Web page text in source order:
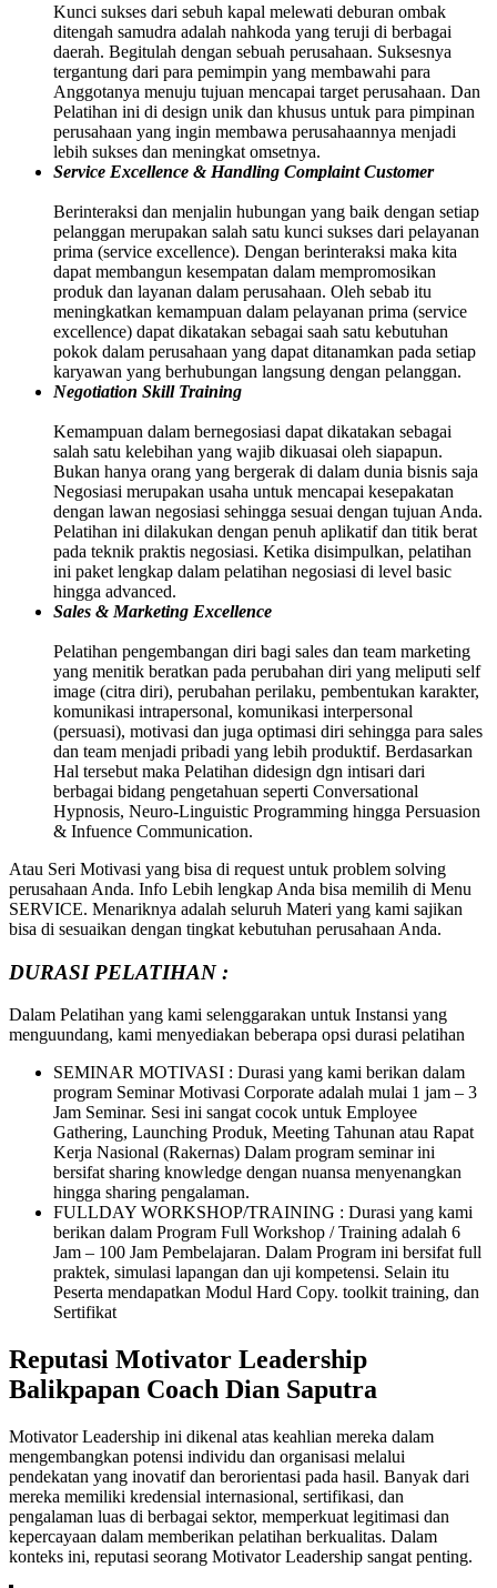
Kunci sukses dari sebuh kapal melewati deburan ombak
ditengah samudra adalah nahkoda yang teruji di berbagai
daerah. Begitulah dengan sebuah perusahaan. Suksesnya
tergantung dari para pemimpin yang membawahi para
Anggotanya menuju tujuan mencapai target perusahaan. Dan
Pelatihan ini di design unik dan khusus untuk para pimpinan
perusahaan yang ingin membawa perusahaannya menjadi
lebih sukses dan meningkat omsetnya.
Service Excellence & Handling Complaint Customer
Berinteraksi dan menjalin hubungan yang baik dengan setiap
pelanggan merupakan salah satu kunci sukses dari pelayanan
prima (service excellence). Dengan berinteraksi maka kita
dapat membangun kesempatan dalam mempromosikan
produk dan layanan dalam perusahaan. Oleh sebab itu
meningkatkan kemampuan dalam pelayanan prima (service
excellence) dapat dikatakan sebagai saah satu kebutuhan
pokok dalam perusahaan yang dapat ditanamkan pada setiap
karyawan yang berhubungan langsung dengan pelanggan.
Negotiation Skill Training
Kemampuan dalam bernegosiasi dapat dikatakan sebagai
salah satu kelebihan yang wajib dikuasai oleh siapapun.
Bukan hanya orang yang bergerak di dalam dunia bisnis saja
Negosiasi merupakan usaha untuk mencapai kesepakatan
dengan lawan negosiasi sehingga sesuai dengan tujuan Anda.
Pelatihan ini dilakukan dengan penuh aplikatif dan titik berat
pada teknik praktis negosiasi. Ketika disimpulkan, pelatihan
ini paket lengkap dalam pelatihan negosiasi di level basic
hingga advanced.
Sales & Marketing Excellence
Pelatihan pengembangan diri bagi sales dan team marketing
yang menitik beratkan pada perubahan diri yang meliputi self
image (citra diri), perubahan perilaku, pembentukan karakter,
komunikasi intrapersonal, komunikasi interpersonal
(persuasi), motivasi dan juga optimasi diri sehingga para sales
dan team menjadi pribadi yang lebih produktif. Berdasarkan
Hal tersebut maka Pelatihan didesign dgn intisari dari
berbagai bidang pengetahuan seperti Conversational
Hypnosis, Neuro-Linguistic Programming hingga Persuasion
& Infuence Communication.
Atau Seri Motivasi yang bisa di request untuk problem solving
perusahaan Anda. Info Lebih lengkap Anda bisa memilih di Menu
SERVICE. Menariknya adalah seluruh Materi yang kami sajikan
bisa di sesuaikan dengan tingkat kebutuhan perusahaan Anda.
DURASI PELATIHAN :
Dalam Pelatihan yang kami selenggarakan untuk Instansi yang
menguundang, kami menyediakan beberapa opsi durasi pelatihan
SEMINAR MOTIVASI : Durasi yang kami berikan dalam
program Seminar Motivasi Corporate adalah mulai 1 jam – 3
Jam Seminar. Sesi ini sangat cocok untuk Employee
Gathering, Launching Produk, Meeting Tahunan atau Rapat
Kerja Nasional (Rakernas) Dalam program seminar ini
bersifat sharing knowledge dengan nuansa menyenangkan
hingga sharing pengalaman.
FULLDAY WORKSHOP/TRAINING : Durasi yang kami
berikan dalam Program Full Workshop / Training adalah 6
Jam – 100 Jam Pembelajaran. Dalam Program ini bersifat full
praktek, simulasi lapangan dan uji kompetensi. Selain itu
Peserta mendapatkan Modul Hard Copy. toolkit training, dan
Sertifikat
Reputasi Motivator Leadership
Balikpapan Coach Dian Saputra
Motivator Leadership ini dikenal atas keahlian mereka dalam
mengembangkan potensi individu dan organisasi melalui
pendekatan yang inovatif dan berorientasi pada hasil. Banyak dari
mereka memiliki kredensial internasional, sertifikasi, dan
pengalaman luas di berbagai sektor, memperkuat legitimasi dan
kepercayaan dalam memberikan pelatihan berkualitas. Dalam
konteks ini, reputasi seorang Motivator Leadership sangat penting.